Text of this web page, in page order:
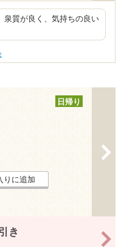
泉質が良く、気持ちの良い
日帰り
りに追加
き